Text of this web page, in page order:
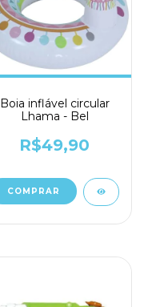
Boia inflável circular
Lhama - Bel
R$49,90